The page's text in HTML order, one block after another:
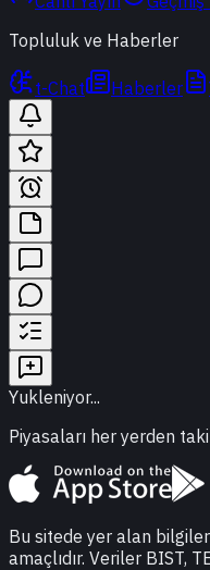
Topluluk ve Haberler
t-Chat Haberler
Yukleniyor...
Piyasaları her yerden
Bu sitede yer alan
amaçlıdır. Veriler BIST,